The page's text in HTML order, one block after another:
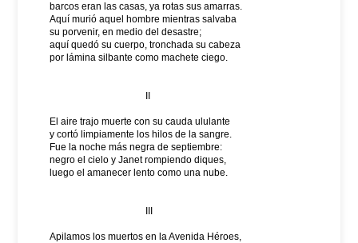
barcos eran las casas, ya rotas sus amarras.
Aquí murió aquel hombre mientras salvaba
su porvenir, en medio del desastre;
aquí quedó su cuerpo, tronchada su cabeza
por lámina silbante como machete ciego.
El aire trajo muerte con su cauda ululante
y cortó limpiamente los hilos de la sangre.
Fue la noche más negra de septiembre:
negro el cielo y Janet rompiendo diques,
luego el amanecer lento como una nube.
Apilamos los muertos en la Avenida Héroes,